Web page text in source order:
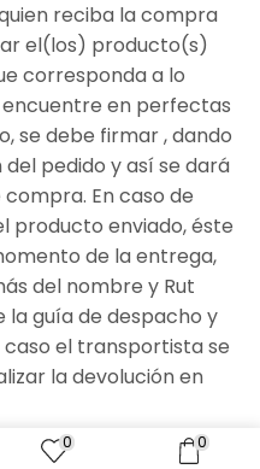
reciba la compra
el(los) producto(s)
corresponda a lo
en perfectas
se debe firmar , dando
pedido y así se dará
En caso de
producto enviado, éste
de la entrega,
del nombre y Rut
la guía de despacho y
el transportista se
la devolución en
0 0